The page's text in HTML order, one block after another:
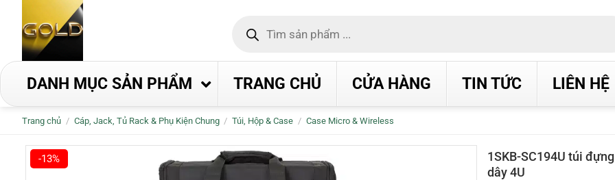
dung
kiếm
DANH MỤC SẢN PHẨM TRANG CHỦ CỬA HÀNG TIN TỨC LIÊN HỆ
Trang chủ / Cáp, Jack, Tủ Rack & Phụ Kiện Chung / Túi, Hộp & Case / Case Micro & Wireless
-13%
1SKB-SC194U túi
dây 4U